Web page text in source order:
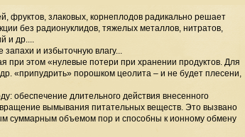
фруктов, злаковых, корнеплодов радикально решает
без радионуклидов, тяжелых металлов, нитратов,
и др....
запахи и избыточную влагу...
при этом «нулевые потери при хранении продуктов. Для
«припудрить» порошком цеолита – и не будет плесени,
обеспечение длительного действия внесенного
вымывания питательных веществ. Это вызвано
суммарным объемом пор и способны к ионному обмену